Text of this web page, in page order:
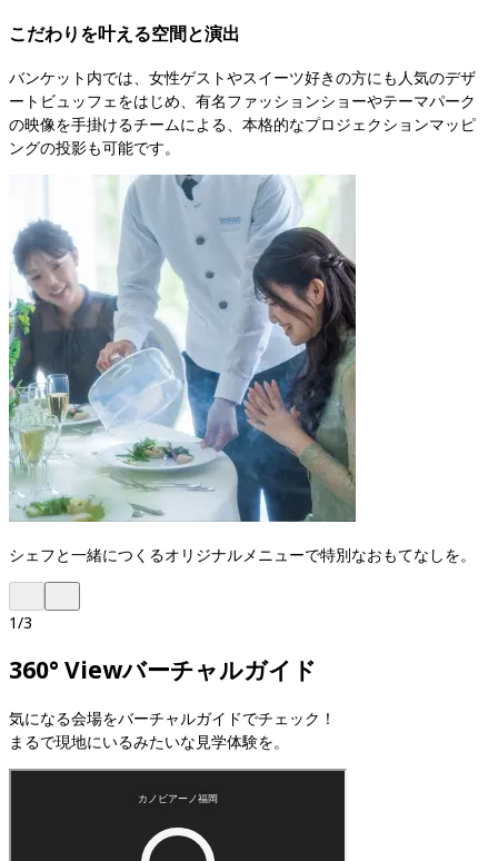
こだわりを叶える空間と演出
バンケット内では、女性ゲストやスイーツ好きの方にも人気のデザ
ートビュッフェをはじめ、有名ファッションショーやテーマパーク
の映像を手掛けるチームによる、本格的なプロジェクションマッピ
ングの投影も可能です。
シェフと一緒につくるオリジナルメニューで特別なおもてなしを。
1/3
360° Viewバーチャルガイド
気になる会場をバーチャルガイドでチェック！